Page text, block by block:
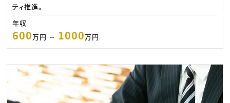
ティ推進。
年収
600万円 ～ 1000万円